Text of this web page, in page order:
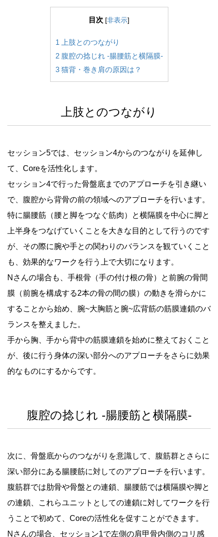
目次 [非表示]
1 上肢とのつながり
2腹腔の捻じれ -腸腰筋と横隔膜-
3猫背・巻き肩の原因は？
上肢とのつながり
セッション5では、セッション4からのつながりを延伸し
て、Coreを活性化します。
セッション4で行った骨盤底までのアプローチを引き継い
で、腹腔から背骨の前の領域へのアプローチを行います。
特に腸腰筋（腰と脚をつなぐ筋肉）と横隔膜を中心に脚と
上半身をつなげていくことを大きな目的として行うのです
が、その際に腕や手との関わりのバランスを観ていくこと
も、効果的なワークを行う上で大切になります。
Nさんの場合も、手根骨（手の付け根の骨）と前腕の骨間
膜（前腕を構成する2本の骨の間の膜）の動きを滑らかに
することから始め、腕~大胸筋と腕~広背筋の筋膜連鎖のバ
ランスを整えました。
手から胸、手から背中の筋膜連鎖を始めに整えておくこと
が、後に行う身体の深い部分へのアプローチをさらに効果
的なものにするからです。
腹腔の捻じれ -腸腰筋と横隔膜-
次に、骨盤底からのつながりを意識して、腹筋群とさらに
深い部分にある腸腰筋に対してのアプローチを行います。
腹筋群では肋骨や骨盤との連鎖、腸腰筋では横隔膜や脚と
の連鎖、これらユニットとしての連鎖に対してワークを行
うことで初めて、Coreの活性化を促すことができます。
Nさんの場合、セッション1で左側の肩甲骨内側のコリ感